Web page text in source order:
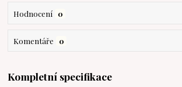
Hodnocení 0
Komentáře 0
Kompletní specifikace